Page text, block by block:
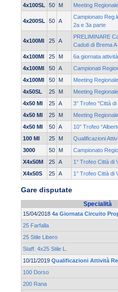
4x100SL
50 M Meeting
4x200SL 50 A
Campionato
2a e 3a parte
4x100MI 25 A
PRELIMINARE
Caduti di Brema
4x100MI
25 M
6a giornata
4x100MI
50 A
Campionati
4x100MI
50 M
Meeting
4x50SL
25 M
Meeting
4x50 MI
25 A
3° Trofeo "Città
4x50 MI
25 M
Meeting
4x50 MI
50 A
10° Trofeo
100 MI
25 M
Qualificazioni
3000
50 M
Campionato
X4x50M
25 A
1° Trofeo Città di
X4x50S
25 A 1° Trofeo Città di
Gare disputate
Specialità
15/04/2018 4a Giornata Circuito
25 Farfalla
25 Stile Libero
Staff. 4x25 Stile L.
10/11/2019 Qualificazioni Attività
100 Dorso
200 Rana